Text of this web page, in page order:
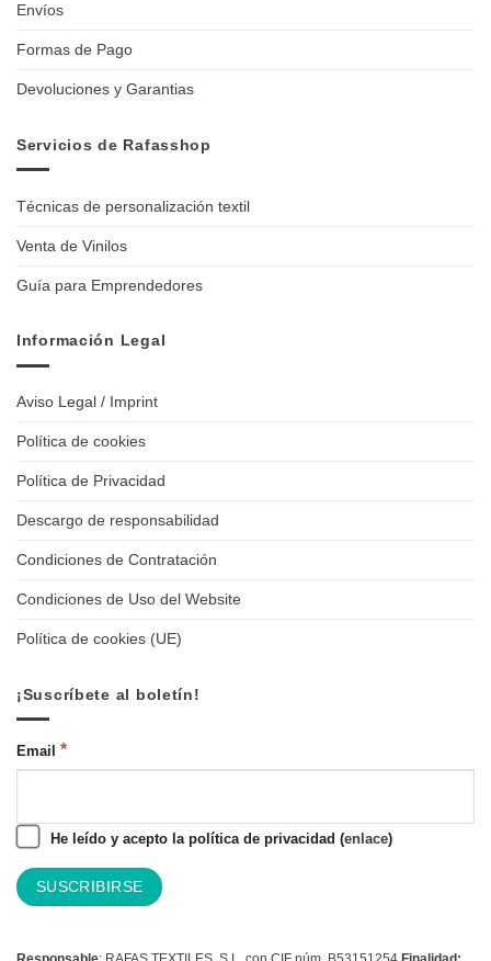
Envíos
Formas de Pago
Devoluciones y Garantias
Servicios de Rafasshop
Técnicas de personalización textil
Venta de Vinilos
Guía para Emprendedores
Información Legal
Aviso Legal / Imprint
Política de cookies
Política de Privacidad
Descargo de responsabilidad
Condiciones de Contratación
Condiciones de Uso del Website
Política de cookies (UE)
¡Suscríbete al boletín!
Email *
He leído y acepto la política de privacidad (enlace)